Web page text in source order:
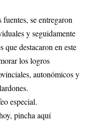
se entregaron
y seguidamente
que destacaron en este
los logros
autonómicos y
especial.
pincha aquí